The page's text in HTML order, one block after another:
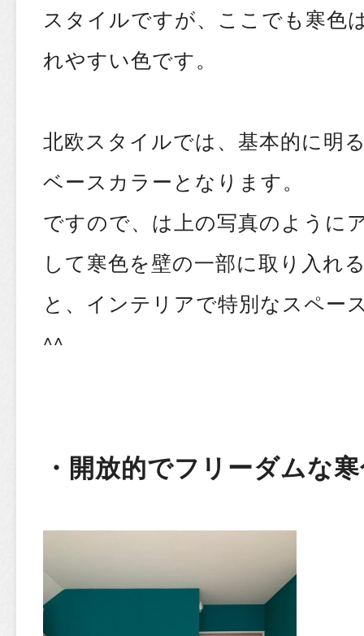
スタイルですが、ここでも寒色
れやすい色です。
北欧スタイルでは、基本的に明
ベースカラーとなります。
ですので、は上の写真のように
して寒色を壁の一部に取り入れ
と、インテリアで特別なスペー
^^
・開放的でフリーダムな